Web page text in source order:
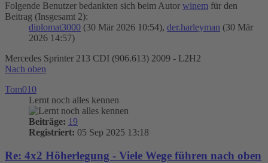
Folgende Benutzer bedankten sich beim Autor winem für den
Beitrag (Insgesamt 2):
diplomat3000 (30 Mär 2026 10:54), der.harleyman (30 Mär
2026 14:57)
Mercedes Sprinter 213 CDI (906.613) 2009 - L2H2
Nach oben
Tom010
Lernt noch alles kennen
Beiträge: 19
Registriert: 05 Sep 2025 13:18
Re: 4x2 Höherlegung - Viele Wege führen nach oben